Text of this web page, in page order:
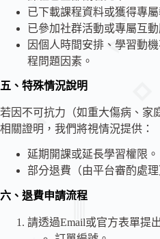
已下載課程資料或獲得專屬
已參加社群活動或專屬互動
因個人時間安排、學習動
程問題因素。
五、特殊情況說明
若因不可抗力（如重大傷病、家
相關證明，我們將視情況提供：
延期開課或延長學習權限。
部分退費（由平台審酌處理
六、退費申請流程
請透過Email或官方表單提